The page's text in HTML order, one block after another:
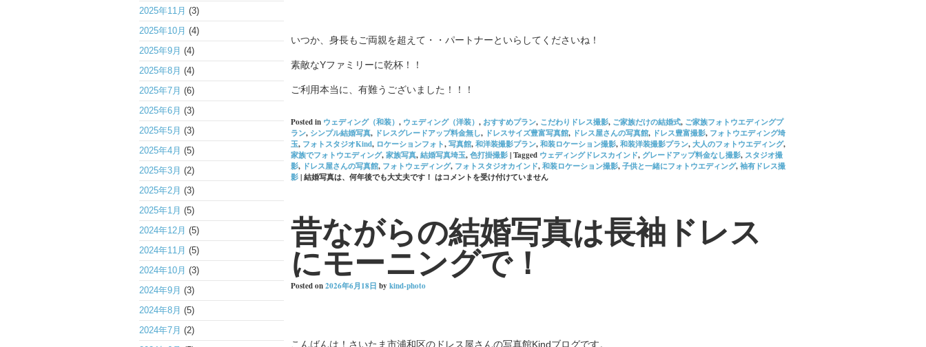
2025年11月 (3)
2025年10月 (4)
2025年9月 (4)
2025年8月 (4)
2025年7月 (6)
2025年6月 (3)
2025年5月 (3)
2025年4月 (5)
2025年3月 (2)
2025年2月 (3)
2025年1月 (5)
2024年12月 (5)
2024年11月 (5)
2024年10月 (3)
2024年9月 (3)
2024年8月 (5)
2024年7月 (2)
いつか、身長もご両親を超えて・・パートナーといらしてくださいね！
素敵なYファミリーに乾杯！！
ご利用本当に、有難うございました！！！
Posted in ウェディング（和装） , ウェディング（洋装） , おすすめプラン, こだわりドレス撮影, ご家族だけの結婚式, ご家族フォトウエディングプ
ラン, シンプル結婚写真, ドレスグレードアップ料金無し, ドレスサイズ豊富写真館, ドレス屋さんの写真館, ドレス豊富撮影, フォトウエディング埼
玉, フォトスタジオKind, ロケーションフォト,写真館,和洋装撮影プラン,和装ロケーション撮影,和装洋装撮影プラン,大人のフォトウエディング,
家族でフォトウエディング,家族写真,結婚写真埼玉,色打掛撮影|Tagged ウェディングドレスカインド, グレードアップ料金なし撮影, スタジオ撮
影, ドレス屋さんの写真館, フォトウェディング, フォトスタジオカインド,和装ロケーション撮影,子供と一緒にフォトウエディング,袖有ドレス撮
影|結婚写真は、何年後でも大丈夫です！ はコメントを受け付けていません
昔ながらの結婚写真は長袖ドレス
にモーニングで！
Posted on2026年6月18日 by kind-photo
こんばんは！さいたま市浦和区のドレス屋さんの写真館Kindブログです。